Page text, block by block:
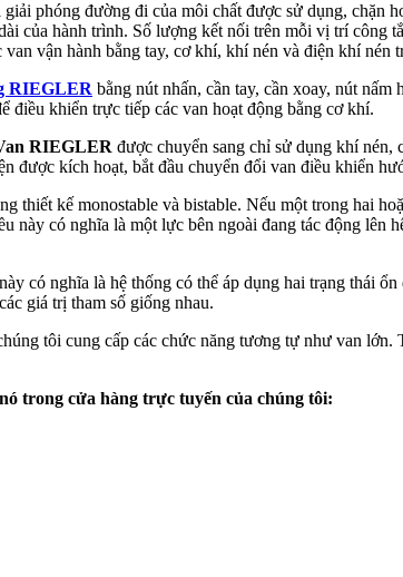
giải phóng đường đi của môi chất được sử dụng, chặn
của hành trình. Số lượng kết nối trên mỗi vị trí công
vận hành bằng tay, cơ khí, khí nén và điện khí nén
RIEGLER bằng nút nhấn, cần tay, cần xoay, nút
điều khiển trực tiếp các van hoạt động bằng cơ khí.
RIEGLER được chuyển sang chỉ sử dụng khí nén,
được kích hoạt, bắt đầu chuyển đổi van điều khiển
thiết kế monostable và bistable. Nếu một trong hai
có nghĩa là một lực bên ngoài đang tác động
có nghĩa là hệ thống có thể áp dụng hai trạng thái
giá trị tham số giống nhau.
tôi cung cấp các chức năng tương tự như van
trong cửa hàng trực tuyến của chúng tôi: